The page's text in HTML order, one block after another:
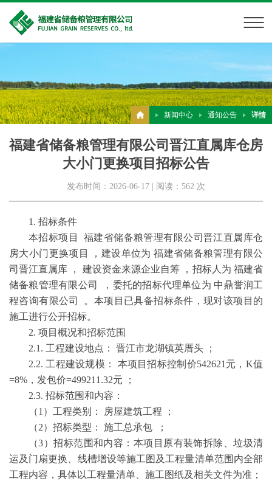
新闻中心 通知公告 详情
福建省储备粮管理有限公司晋江直属库仓房
大小门更换项目招标公告
发布时间：2026-06-17 | 阅读：562 次
1. 招标条件
本招标项目 福建省储备粮管理有限公司晋江直属库仓
房大小门更换项目 ，建设单位为 福建省储备粮管理有限公
司晋江直属库 ， 建设资金来源企业自筹 ，招标人为 福建省
储备粮管理有限公司 ，委托的招标代理单位为 中鼎誉润工
程咨询有限公司 。本项目已具备招标条件，现对该项目的
施工进行公开招标。
2. 项目概况和招标范围
2.1. 工程建设地点： 晋江市龙湖镇英厝头 ；
2.2. 工程建设规模： 本项目招标控制价542621元，K值
=8%，发包价=499211.32元 ；
2.3. 招标范围和内容：
（1）工程类别： 房屋建筑工程 ；
（2）招标类型： 施工总承包 ；
（3）招标范围和内容：本项目原有装饰拆除、垃圾清
运及门扇更换、线槽增设等施工图及工程量清单范围内全部
工程内容，具体以工程量清单、施工图纸及相关文件为准；